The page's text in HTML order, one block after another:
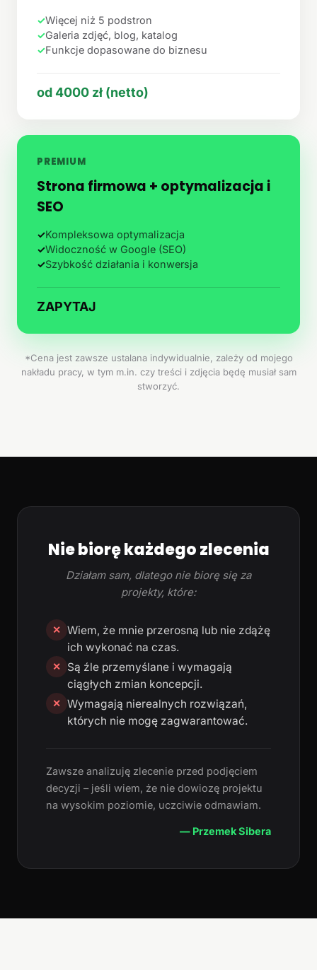
✓Więcej niż 5 podstron
✓Galeria zdjęć, blog, katalog
✓Funkcje dopasowane do biznesu
od 4000 zł (netto)
PREMIUM
Strona firmowa + optymalizacja i
SEO
✓Kompleksowa optymalizacja
✓Widoczność w Google (SEO)
✓Szybkość działania i konwersja
ZAPYTAJ
*Cena jest zawsze ustalana indywidualnie, zależy od mojego
nakładu pracy, w tym m.in. czy treści i zdjęcia będę musiał sam
stworzyć.
Nie biorę każdego zlecenia
Działam sam, dlatego nie biorę się za
projekty, które:
✕ Wiem, że mnie przerosną lub nie zdążę
ich wykonać na czas.
✕
Są źle przemyślane i wymagają
ciągłych zmian koncepcji.
✕ Wymagają nierealnych rozwiązań,
których nie mogę zagwarantować.
Zawsze analizuję zlecenie przed podjęciem
decyzji – jeśli wiem, że nie dowiozę projektu
na wysokim poziomie, uczciwie odmawiam.
— Przemek Sibera